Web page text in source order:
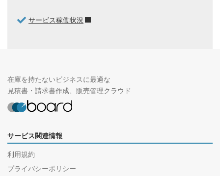
サービス稼働状況
在庫を持たないビジネスに最適な
見積書・請求書作成、販売管理クラウド
サービス関連情報
利用規約
プライバシーポリシー